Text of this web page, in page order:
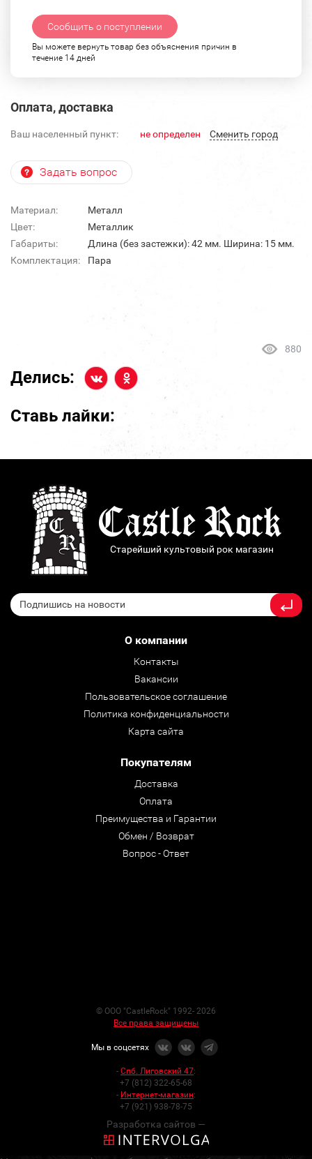
Сообщить о поступлении
Вы можете вернуть товар без объяснения причин в
течение 14 дней
Оплата, доставка
Ваш населенный пункт: не определен Cменить город
Задать вопрос
Материал:
Металл
Цвет:
Металлик
Габариты:
Длина (без застежки): 42 мм. Ширина: 15 мм.
Комплектация:
Пара
880
Делись:
Ставь лайки:
Старейший культовый рок магазин
О компании
Контакты
Вакансии
Пользовательское соглашение
Политика конфиденциальности
Карта сайта
Покупателям
Доставка
Оплата
Преимущества и Гарантии
Обмен / Возврат
Вопрос - Ответ
© ООО "CastleRock" 1992- 2026
Все права защищены
Мы в соцсетях
- Спб. Лиговский 47:
+7 (812) 322-65-68
- Интернет-магазин:
+7 (921) 938-78-75
Разработка сайтов —